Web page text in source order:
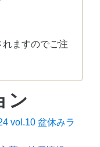
れますのでご注
ン
vol.10 盆休みラ